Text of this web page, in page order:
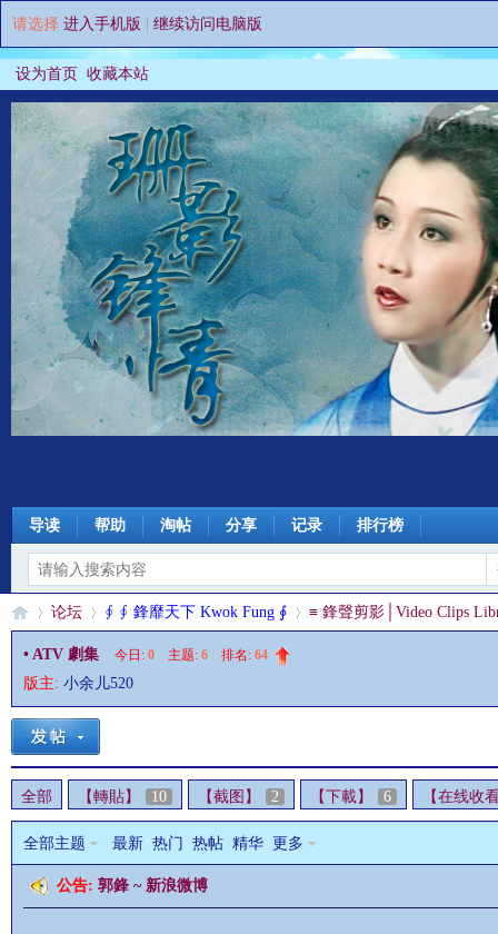
请选择 进入手机版 继续访问电脑版
设为首页 收藏本站
导读 帮助 淘帖 分享 记录 排行榜
§ »
论坛
›
∮ ∮ 鋒靡天下 Kwok Fung ∮
›
≡ 鋒聲剪影│Video Clips
• ATV 劇集 今日: 0 主题: 6 排名: 64
版主: 小余儿520
全部 【轉貼】 10 【截图】 2 【下載】 6 【在线收
全部主题 最新 热门 热帖 精华 更多
公告: 郭鋒 ~ 新浪微博